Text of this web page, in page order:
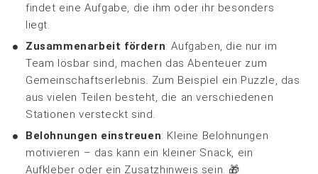
findet eine Aufgabe, die ihm oder ihr besonders
liegt.
Zusammenarbeit fördern: Aufgaben, die nur im
Team lösbar sind, machen das Abenteuer zum
Gemeinschaftserlebnis. Zum Beispiel ein Puzzle, das
aus vielen Teilen besteht, die an verschiedenen
Stationen versteckt sind.
Belohnungen einstreuen: Kleine Belohnungen
motivieren – das kann ein kleiner Snack, ein
Aufkleber oder ein Zusatzhinweis sein. 🎁